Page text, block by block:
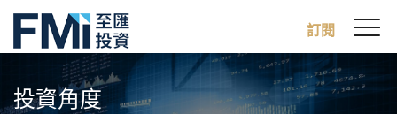
main
訂閱
投資角度